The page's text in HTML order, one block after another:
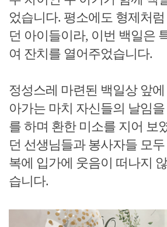
었습니다. 평소에도 형제처
던 아이들이라, 이번 백일은
여 잔치를 열어주었습니다.
정성스레 마련된 백일상 앞
아가는 마치 자신들의 날임
를 하며 환한 미소를 지어 보
던 선생님들과 봉사자들 모
복에 입가에 웃음이 떠나지
습니다.